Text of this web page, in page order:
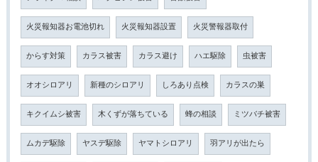
火災報知器お電池切れ 火災報知器設置 火災警報器取付
からす対策 カラス被害 カラス避け ハエ駆除 虫被害
オオシロアリ 新種のシロアリ しろあり点検 カラスの巣
キクイムシ被害 木くずが落ちている 蜂の相談 ミツバチ被害
ムカデ駆除 ヤスデ駆除 ヤマトシロアリ 羽アリが出たら